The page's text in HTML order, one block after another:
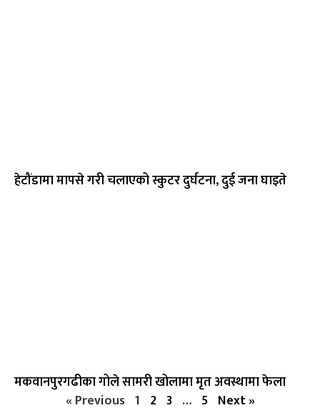
हेटौंडामा मापसे गरी चलाएको स्कुटर दुर्घटना, दुई जना घाइते
मकवानपुरगढीका गोले सामरी खोलामा मृत अवस्थामा फेला
« Previous 1 2 3 … 5 Next »